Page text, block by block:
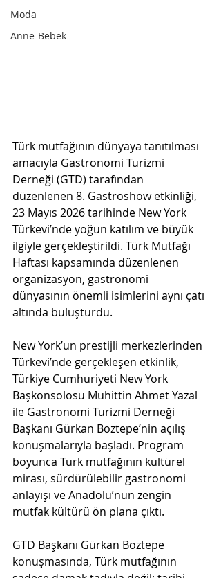
Moda
Anne-Bebek
Türk mutfağının dünyaya tanıtılması
amacıyla Gastronomi Turizmi
Derneği (GTD) tarafından
düzenlenen 8. Gastroshow etkinliği,
23 Mayıs 2026 tarihinde New York
Türkevi’nde yoğun katılım ve büyük
ilgiyle gerçekleştirildi. Türk Mutfağı
Haftası kapsamında düzenlenen
organizasyon, gastronomi
dünyasının önemli isimlerini aynı çatı
altında buluşturdu.
New York’un prestijli merkezlerinden
Türkevi’nde gerçekleşen etkinlik,
Türkiye Cumhuriyeti New York
Başkonsolosu Muhittin Ahmet Yazal
ile Gastronomi Turizmi Derneği
Başkanı Gürkan Boztepe’nin açılış
konuşmalarıyla başladı. Program
boyunca Türk mutfağının kültürel
mirası, sürdürülebilir gastronomi
anlayışı ve Anadolu’nun zengin
mutfak kültürü ön plana çıktı.
GTD Başkanı Gürkan Boztepe
konuşmasında, Türk mutfağının